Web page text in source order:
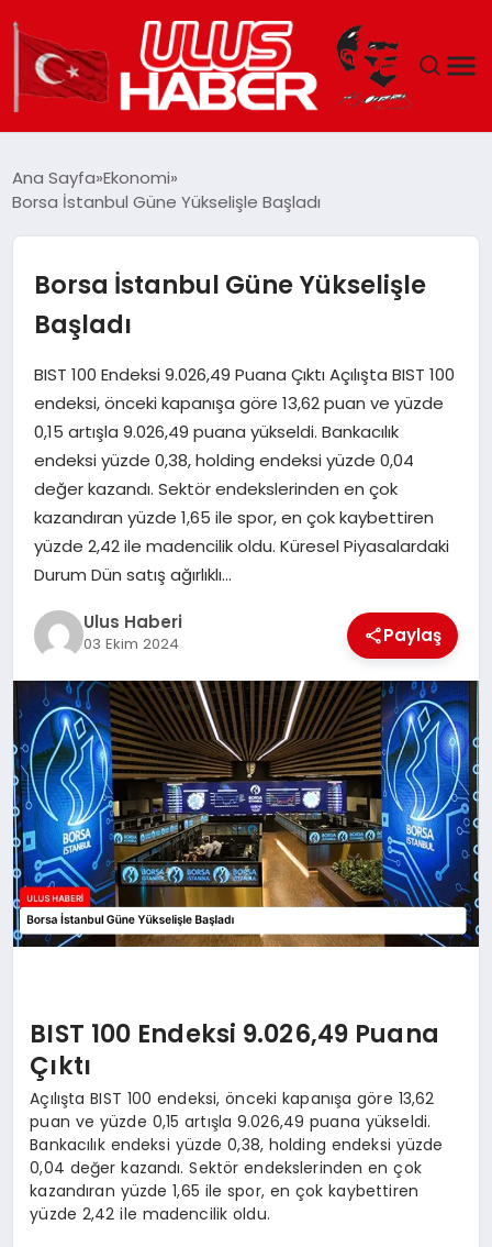
EKONOMI
SIYASET
EĞITIM
MAGAZIN
SPOR
YAŞAM
Ana Sayfa Ekonomi
Borsa İstanbul Güne Yükselişle Başladı
Borsa İstanbul Güne Yükselişle
Başladı
BIST 100 Endeksi 9.026,49 Puana Çıktı Açılışta BIST 100
endeksi, önceki kapanışa göre 13,62 puan ve yüzde
0,15 artışla 9.026,49 puana yükseldi. Bankacılık
endeksi yüzde 0,38, holding endeksi yüzde 0,04
değer kazandı. Sektör endekslerinden en çok
kazandıran yüzde 1,65 ile spor, en çok kaybettiren
yüzde 2,42 ile madencilik oldu. Küresel Piyasalardaki
Durum Dün satış ağırlıklı…
Ulus Haberi
03 Ekim 2024 Paylaş
BIST 100 Endeksi 9.026,49 Puana
Çıktı
Açılışta BIST 100 endeksi, önceki kapanışa göre 13,62
puan ve yüzde 0,15 artışla 9.026,49 puana yükseldi.
Bankacılık endeksi yüzde 0,38, holding endeksi yüzde
0,04 değer kazandı. Sektör endekslerinden en çok
kazandıran yüzde 1,65 ile spor, en çok kaybettiren
yüzde 2,42 ile madencilik oldu.